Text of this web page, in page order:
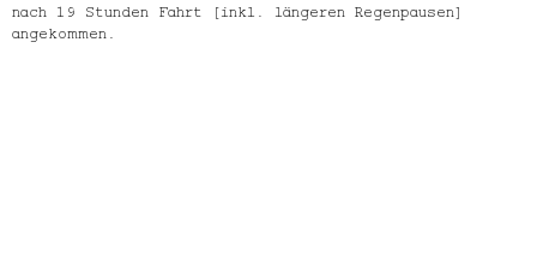
nach 19 Stunden Fahrt (inkl. längeren Regenpausen)
angekommen.